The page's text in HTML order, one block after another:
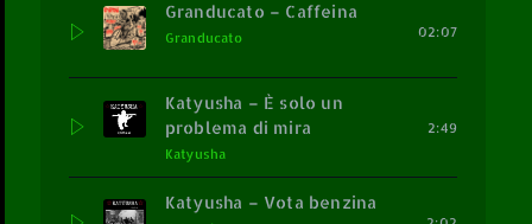
Granducato – Caffeina
Granducato 02:07
Katyusha – È solo un
problema di mira
Katyusha
2:49
Katyusha – Vota benzina